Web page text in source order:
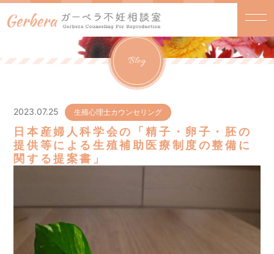
Blog
2023.07.25 生殖心理士カウンセリング
日本産婦人科学会の「精⼦・卵⼦・胚の
提供等による⽣殖補助医療制度の整備に
関する提案書」